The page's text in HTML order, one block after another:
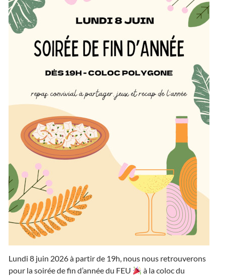
Lundi 8 juin 2026 à partir de 19h, nous nous retrouverons
pour la soirée de fin d’année du FEU
à la coloc du